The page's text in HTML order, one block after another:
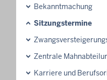
Bekanntmachung
Sitzungstermine
Zentrale
Karriere und